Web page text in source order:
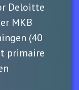
Deloitte
MKB
(40
primaire